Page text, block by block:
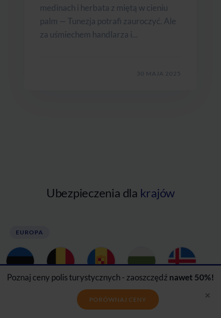
medinach i herbata z miętą w cieniu
palm — Tunezja potrafi zauroczyć. Ale
za uśmiechem handlarza i...
30 MAJA 2025
Ubezpieczenia dla krajów
EUROPA
Estonia Belgia Andora Bułgaria Islandia
Poznaj ceny polis turystycznych - zaoszczędź nawet 50%!
PORÓWNAJ CENY ×